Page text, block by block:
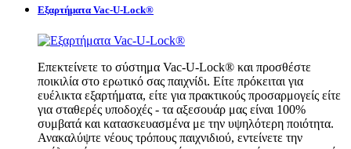
Εξαρτήματα Vac-U-Lock®
Επεκτείνετε το σύστημα Vac-U-Lock® και προσθέστε
ποικιλία στο ερωτικό σας παιχνίδι. Είτε πρόκειται για
ευέλικτα εξαρτήματα, είτε για πρακτικούς προσαρμογείς είτε
για σταθερές υποδοχές - τα αξεσουάρ μας είναι 100%
συμβατά και κατασκευασμένα με την υψηλότερη ποιότητα.
Ανακαλύψτε νέους τρόπους παιχνιδιού, εντείνετε την